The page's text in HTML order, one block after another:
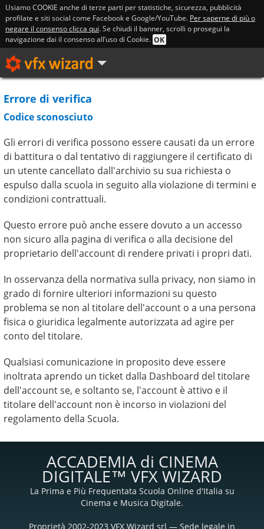
Usiamo COOKIE anche di terze parti per statistiche, sicurezza, pubblicità
profilate e siti social come Facebook e Google/YouTube. Per saperne di più o
negare il consenso clicca qui. Se chiudi il banner, scrolli o prosegui la
navigazione dai il consenso all’uso di Cookie. OK
Errore di verifica
Codice sconosciuto
Gli errori di verifica possono essere causati da un errore
di battitura o dal tentativo di raggiungere il certificato di
un utente cancellato dall'archivio su sua richiesta o
espulso dalla scuola in seguito alla violazione di termini e
condizioni contrattuali.
Questo errore può anche essere dovuto a un accesso
non sicuro alla pagina di verifica o alla decisione del
proprietario dell'account di rendere privati i propri dati.
In osservanza della normativa sulla privacy, non siamo in
grado di fornire ulteriori informazioni su questo
problema se non al titolare dell'account o a una persona
fisica o giuridica legalmente autorizzata ad agire per
conto del titolare.
Qualsiasi comunicazione in proposito deve essere
inoltrata aprendo un ticket dalla Dashboard del titolare
dell'account se, e soltanto se, l'account è attivo e il
titolare dell'account non è incorso in violazioni del
regolamento della Scuola.
ACCADEMIA di CINEMA
DIGITALE™ VFX WIZARD
La Prima e Più Frequentata Scuola Online d'Italia su
Cinema e Musica Digitale.
Proprietà 2002-2023 VFX Wizard srl — Sede legale in